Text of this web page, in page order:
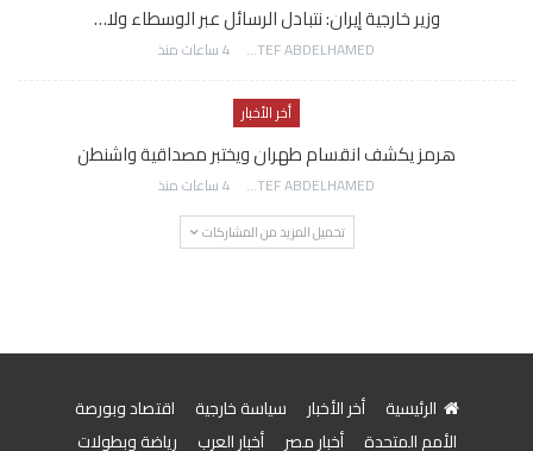
وزير خارجية إيران: نتبادل الرسائل عبر الوسطاء ولا…
AWATEF ABDELHAMED 4 ساعات منذ
أخر الأخبار
هرمز يكشف انقسام طهران ويختبر مصداقية واشنطن
AWATEF ABDELHAMED 4 ساعات منذ
تحميل المزيد من المشاركات
الرئيسية أخر الأخبار سياسة خارجية
اقتصاد وبورصة
الأمم المتحدة
أخبار مصر أخبار العرب رياضة وبطولات